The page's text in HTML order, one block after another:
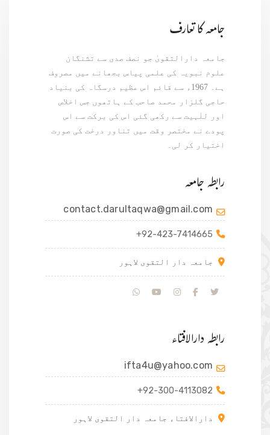
جامعہ کا تعارف
جامعہ دارالتقویٰ جو نصف صدی سے تشنگان
علوم نبویہ کی علمی پیاس بجھانے میں مصروف
ہے۔ 1967ء سے قائم اس عظیم درسگاہ کی بنیاد
حاجی گلزار محمد صاحب کے ہاتھوں جس اخلاص
اور للٰہیت سے رکھی گئی اس کی برکت سے اس
پودے نے مختصر وقت میں تناور درخت کی صورت
اختیار کر لی۔
رابطہ جامعہ
contact.darultaqwa@gmail.com
+92-423-7414665
جامعہ دار التقوی لاہور
رابطہ دارالافتاء
ifta4u@yahoo.com
+92-300-4113082
دارالافتاء جامعہ دار التقوی لاہور